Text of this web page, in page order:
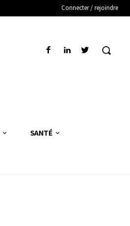
Connecter / rejoindre
SANTÉ